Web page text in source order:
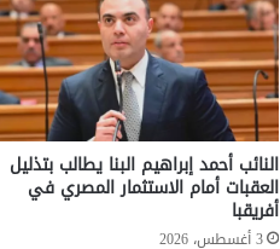
النائب أحمد إبراهيم البنا يطالب بتذليل
العقبات أمام الاستثمار المصري في
أفريقبا
3 أغسطس، 2026